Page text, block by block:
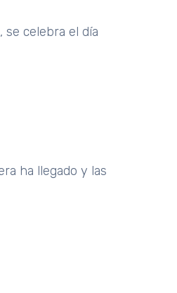
se celebra el día
ha llegado y las